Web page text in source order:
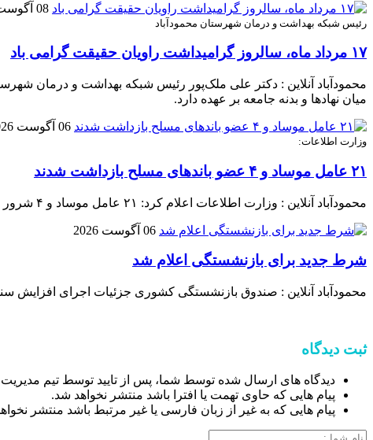
08 آگوست 2026
رئیس شبکه بهداشت و درمان شهرستان محمودآباد
۱۷ مرداد ماه، سالروز گرامیداشت راویان حقیقت گرامی باد
محمودآباد آنلاین : دکتر علی ملک‌پور رئیس شبکه بهداشت و درمان
میان نهادها و بدنه جامعه بر عهده دارد.
06 آگوست 2026
وزارت اطلاعات:
۲۱ عامل موساد و ۴ عضو باند‌های مسلح بازداشت شدند
محمودآباد آنلاین : وزارت اطلاعات اعلام کرد: ۲۱ عامل موساد و ۴ شرور عضو باند‌های مسلح شرارت در استان کرمان شناسایی و بازداشت شدند.
06 آگوست 2026
شرط جدید برای بازنشستگی اعلام شد
محمودآباد آنلاین : صندوق بازنشستگی کشوری جزئیات اجرای افزایش
ثبت دیدگاه
دیدگاه های ارسال شده توسط شما، پس از تایید توسط تیم
پیام هایی که حاوی تهمت یا افترا باشد منتشر نخواهد شد.
پیام هایی که به غیر از زبان فارسی یا غیر مرتبط باشد منتشر